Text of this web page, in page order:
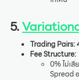
5.
Trading Pairs:
Fee Structure:
0% ไม่เ
Spread